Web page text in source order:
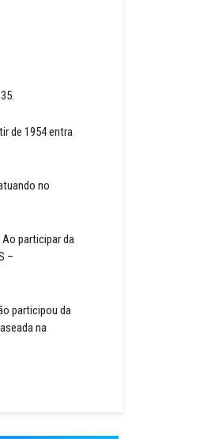
de 1954 entra
no
participar da
–
participou da
na